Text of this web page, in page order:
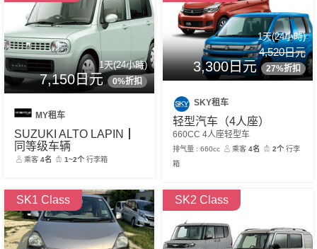
1天(24小時)
7,150日元 0%折扣
MY租车
SUZUKI ALTO LAPIN┃
同等级车辆
乘客4名 1~2个行李箱
1天(24小時)
4,520日元
3,300日元 27%折扣
SKY租车
轻型汽车（4人座）
660CC 4人座轻型车
排气量 : 660cc 乘客4名 2个行李
箱
SK1 Class SK2 Class